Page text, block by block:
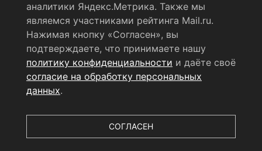
Согласие на обработку персональных данных
RSS-лента
© 2004 - 2026 Сетевое издание Щёлковское ТВ.
Свидетельство о регистрации СМИ
ЭЛ № ФС 77 - 79754 от 07.12.2020 г.
технологий и массовых коммуникаций (РОСКОМНАДЗОР).
аналитики Яндекс.Метрика. Также мы
являемся участниками рейтинга Mail.ru.
Нажимая кнопку «Согласен», вы
подтверждаете, что принимаете нашу
политику конфиденциальности и даёте своё
согласие на обработку персональных
данных.
СОГЛАСЕН